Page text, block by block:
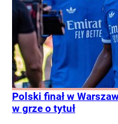
Polski finał w
w grze o tytuł